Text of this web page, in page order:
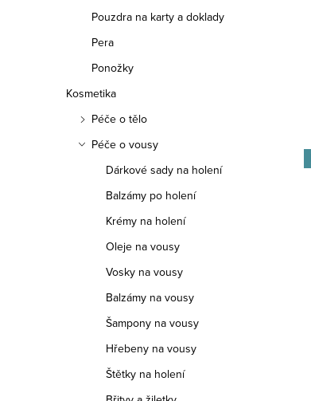
Pouzdra na karty a doklady
Pera
Ponožky
Kosmetika
Péče o tělo
Péče o vousy
Dárkové sady na holení
Balzámy po holení
Krémy na holení
Oleje na vousy
Vosky na vousy
Balzámy na vousy
Šampony na vousy
Hřebeny na vousy
Štětky na holení